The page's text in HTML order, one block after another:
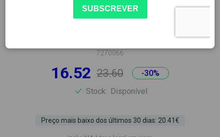
AVÈNE SUNSIMED PIGMENT
7270066
16.52 23.60
-30%
Stock: Disponível
Preço mais baixo dos últimos 30 dias: 20.41€